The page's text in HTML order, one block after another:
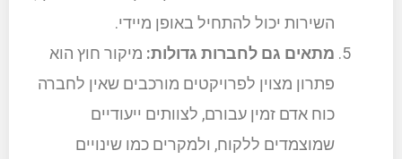
השירות יכול להתחיל באופן מיידי.
מתאים גם לחברות גדולות: מיקור חוץ הוא
פתרון מצוין לפרויקטים מורכבים שאין לחברה
כוח אדם זמין עבורם, לצוותים ייעודיים
שמוצמדים ללקוח, ולמקרים כמו שינויים